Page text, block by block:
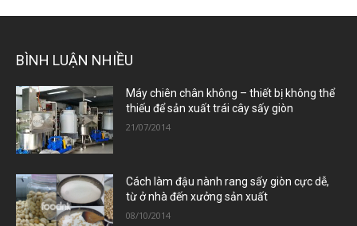
BÌNH LUẬN NHIỀU
Máy chiên chân không – thiết bị không thể
thiếu để sản xuất trái cây sấy giòn
21/07/2014
Cách làm đậu nành rang sấy giòn cực dễ,
từ ở nhà đến xưởng sản xuất
08/10/2014